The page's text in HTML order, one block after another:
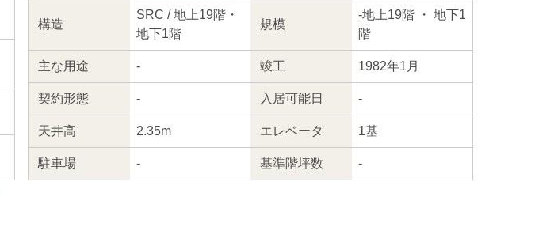
構造
SRC / 地上19階・
地下1階
規模
-地上19階 ・ 地下1
階
主な用途 - 竣工 1982年1月
契約形態 - 入居可能日 -
天井高 2.35m エレベータ 1基
駐車場 - 基準階坪数 -